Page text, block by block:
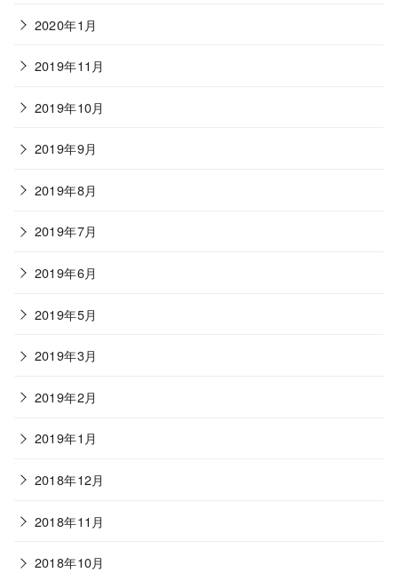
2020年1月
2019年11月
2019年10月
2019年9月
2019年8月
2019年7月
2019年6月
2019年5月
2019年3月
2019年2月
2019年1月
2018年12月
2018年11月
2018年10月